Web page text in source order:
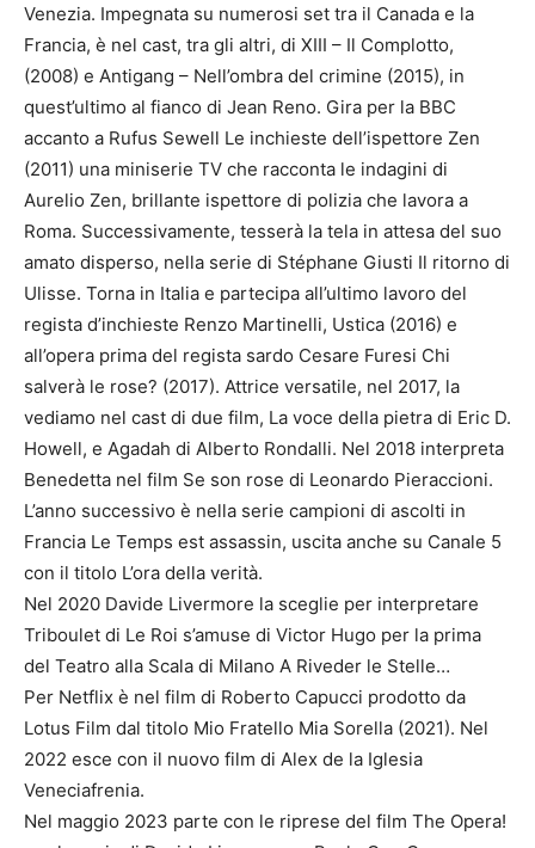
Venezia. Impegnata su numerosi set tra il Canada e la
Francia, è nel cast, tra gli altri, di XIII – Il Complotto,
(2008) e Antigang – Nell’ombra del crimine (2015), in
quest’ultimo al fianco di Jean Reno. Gira per la BBC
accanto a Rufus Sewell Le inchieste dell’ispettore Zen
(2011) una miniserie TV che racconta le indagini di
Aurelio Zen, brillante ispettore di polizia che lavora a
Roma. Successivamente, tesserà la tela in attesa del suo
amato disperso, nella serie di Stéphane Giusti Il ritorno di
Ulisse. Torna in Italia e partecipa all’ultimo lavoro del
regista d’inchieste Renzo Martinelli, Ustica (2016) e
all’opera prima del regista sardo Cesare Furesi Chi
salverà le rose? (2017). Attrice versatile, nel 2017, la
vediamo nel cast di due film, La voce della pietra di Eric D.
Howell, e Agadah di Alberto Rondalli. Nel 2018 interpreta
Benedetta nel film Se son rose di Leonardo Pieraccioni.
L’anno successivo è nella serie campioni di ascolti in
Francia Le Temps est assassin, uscita anche su Canale 5
con il titolo L’ora della verità.
Nel 2020 Davide Livermore la sceglie per interpretare
Triboulet di Le Roi s’amuse di Victor Hugo per la prima
del Teatro alla Scala di Milano A Riveder le Stelle…
Per Netflix è nel film di Roberto Capucci prodotto da
Lotus Film dal titolo Mio Fratello Mia Sorella (2021). Nel
2022 esce con il nuovo film di Alex de la Iglesia
Veneciafrenia.
Nel maggio 2023 parte con le riprese del film The Opera!